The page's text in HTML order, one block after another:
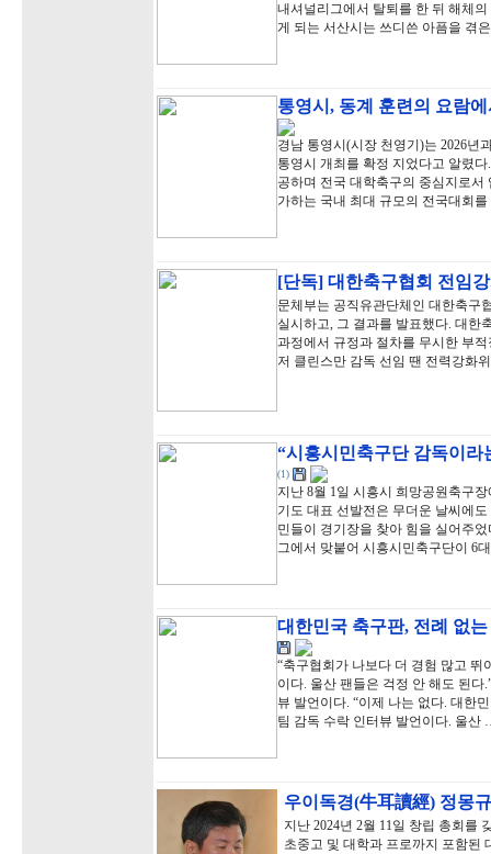
내셔널리그에서 탈퇴를 한 뒤 해체
게 되는 서산시는 쓰디쓴 아픔을 겪
통영시, 동계 훈련의 요람
경남 통영시(시장 천영기)는 2026년
통영시 개최를 확정 지었다고 알렸
공하며 전국 대학축구의 중심지로서
가하는 국내 최대 규모의 전국대회
[단독] 대한축구협회 전임
문체부는 공직유관단체인 대한축구
실시하고, 그 결과를 발표했다. 대한
과정에서 규정과 절차를 무시한 부
저 클린스만 감독 선임 땐 전력강화
“시흥시민축구단 감독이
(1)
지난 8월 1일 시흥시 희망공원축구
기도 대표 선발전은 무더운 날씨에
민들이 경기장을 찾아 힘을 실어주
그에서 맞붙어 시흥시민축구단이 6
대한민국 축구판, 전례 없
“축구협회가 나보다 더 경험 많고
이다. 울산 팬들은 걱정 안 해도 된다
뷰 발언이다. “이제 나는 없다. 대한
팀 감독 수락 인터뷰 발언이다. 울산
우이독경(牛耳讀經) 정몽
지난 2024년 2월 11일 창립 총회를
초중고 및 대학과 프로까지 포함된